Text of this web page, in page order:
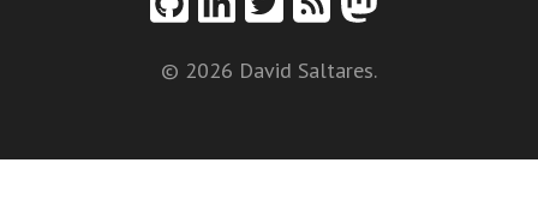
© 2026 David Saltares.